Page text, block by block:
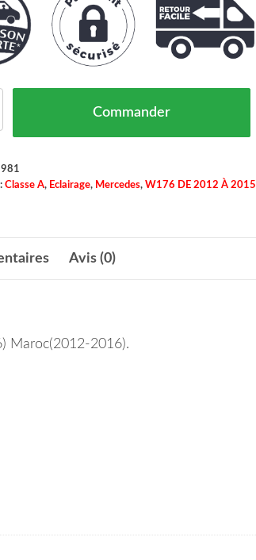
Commander
Classe A, Eclairage, Mercedes, W176 DE 2012 À 2015
Avis (0)
Maroc(2012-2016).